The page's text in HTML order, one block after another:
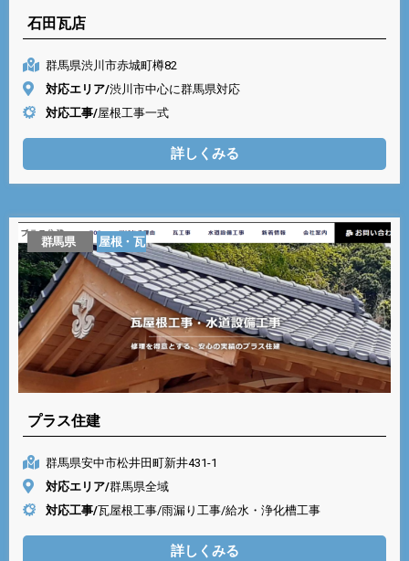
石田瓦店
群馬県渋川市赤城町樽82
対応エリア/渋川市中心に群馬県対応
対応工事/屋根工事一式
詳しくみる
群馬県 屋根・瓦
プラス住建
群馬県安中市松井田町新井431-1
対応エリア/群馬県全域
対応工事/瓦屋根工事/雨漏り工事/給水・浄化槽工事
詳しくみる